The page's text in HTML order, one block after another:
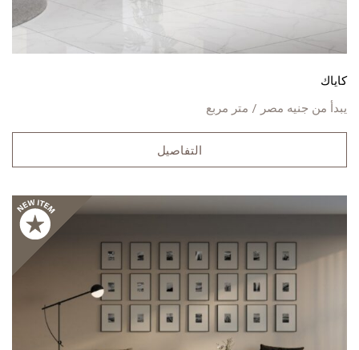
كاياك
يبدأ من جنيه مصر / متر مربع
التفاصيل